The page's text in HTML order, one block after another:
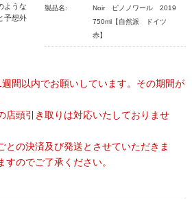
ような
予想外
製品名:
Noir ピノノワール 2019
750ml【自然派 ドイツ
赤】
間以内でお願いしています。その期間が
店頭引き取りは対応いたしておりませ
の決済及び発送とさせていただきま
のでご了承ください。